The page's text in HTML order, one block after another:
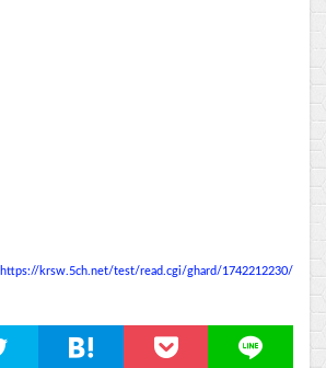
https://krsw.5ch.net/test/read.cgi/ghard/1742212230/